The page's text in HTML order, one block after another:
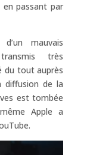
passant par
mauvais
très
du tout auprès
diffusion de la
est tombée
Apple a